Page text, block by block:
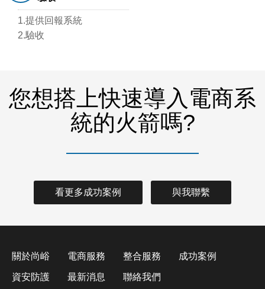
1.提供回報系統
2.驗收
您想搭上快速導入電商系
統的火箭嗎?
看更多成功案例 與我聯繫
關於尚峪 電商服務 整合服務 成功案例
資安防護 最新消息 聯絡我們